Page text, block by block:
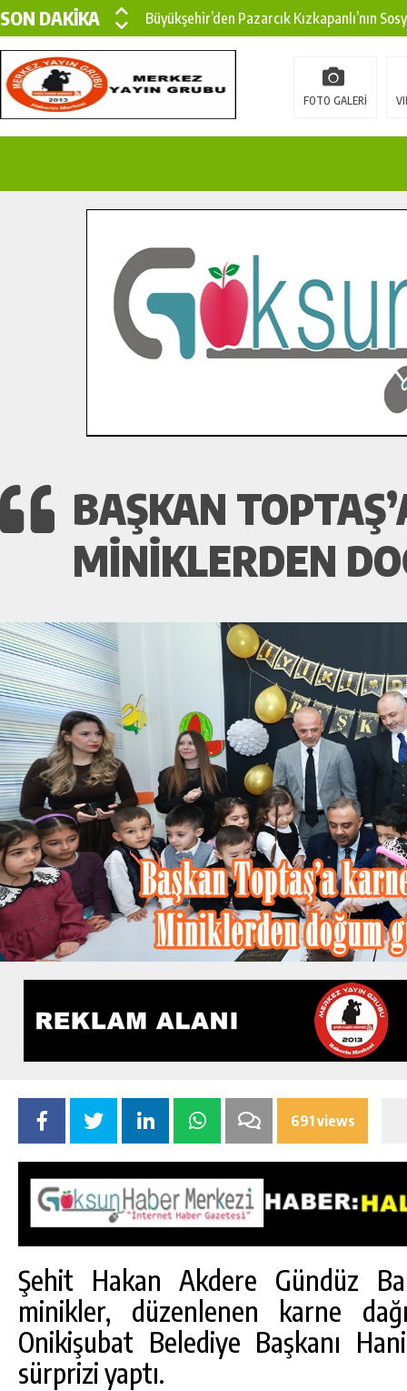
SON DAKİKA
Büyükşehir’den Pazarcık Kızkapanlı’nın
Büyükşehir’den Pazarcık Kırsalına Modern
Çin’den KSÜ’ye Uluslararası Başarı:
İlçe Jandarma Komutanı Karakaya’dan
Bertiz’in Yeni Köprüsünde Sona Doğru.
FOTO GALERİ
BAŞKAN
MINIKLERDEN
691 views
Şehit Hakan Akdere Gündüz
minikler, düzenlenen karne
Onikişubat Belediye Başkanı
sürprizi yaptı.